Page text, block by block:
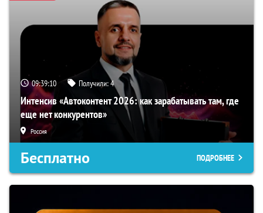
09:39:09 Получили:4
Интенсив «Автоконтент 2026: как зарабатывать там, где
еще нет конкурентов»
Россия
Бесплатно ПОДРОБНЕЕ